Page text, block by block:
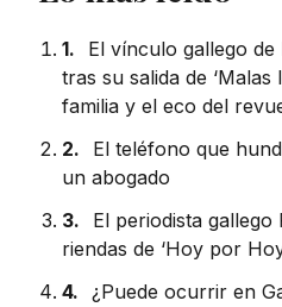
1.
El vínculo gallego
tras su salida de ‘Malas
familia y el eco del
2.
El teléfono que
un abogado
3.
El periodista
riendas de ‘Hoy por
4. ¿Puede ocurrir en